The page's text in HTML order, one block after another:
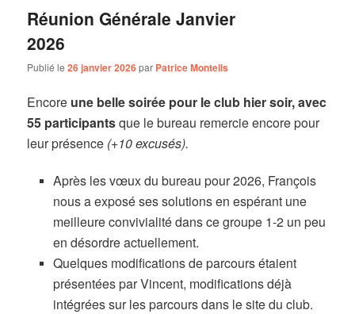
Réunion Générale Janvier
2026
Publié le26 janvier 2026par Patrice Monteils
Encore une belle soirée pour le club hier soir, avec
55 participantsque le bureau remercie encore pour
leur présence (+10 excusés).
Après les vœux du bureau pour 2026, François
nous a exposé ses solutions en espérant une
meilleure convivialité dans ce groupe 1-2 un peu
en désordre actuellement.
Quelques modifications de parcours étaient
présentées par Vincent, modifications déjà
intégrées sur les parcours dans le site du club.